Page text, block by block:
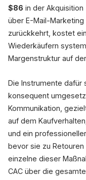
$86 in der
über E-Mail-
zurückkehrt, kostet
Wiederkäufern
Margenstruktur auf
Die Instrumente dafür
konsequent
Kommunikation,
auf dem
und ein
bevor sie zu
einzelne dieser
CAC über die